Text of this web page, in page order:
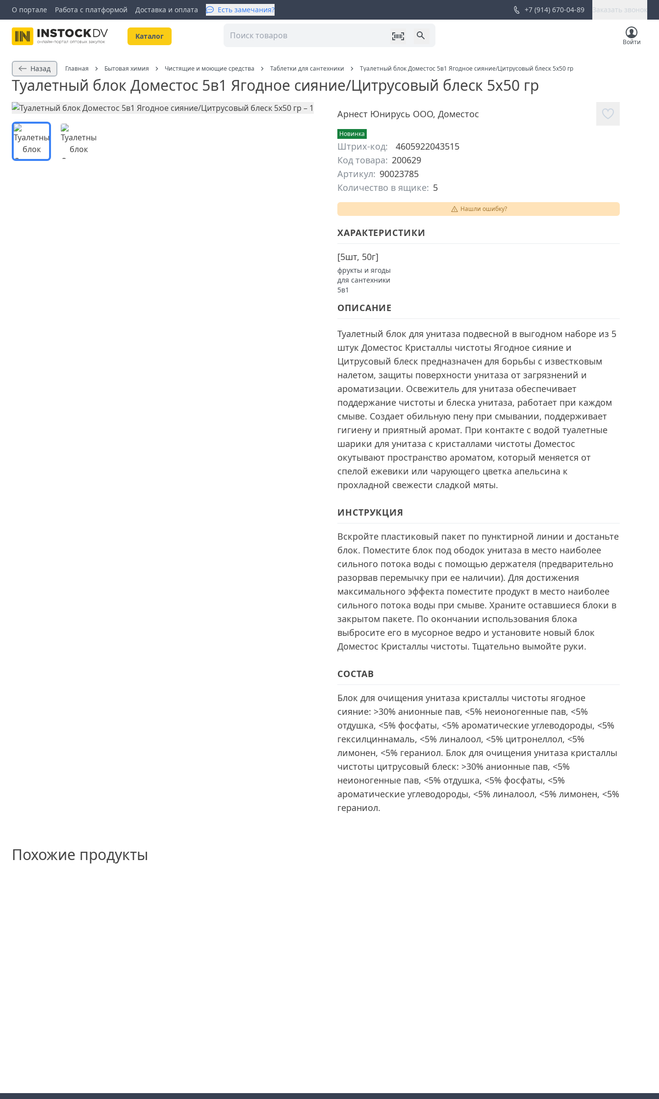
О портале Работа с платформой Доставка и оплата Есть замечания? +7 (914) 670-04-89 Заказать звонок
Kаталог
Войти
Назад Главная Бытовая химия Чистящие и моющие средства Таблетки для сантехники Туалетный блок Доместос 5в1 Ягодное сияние/Цитрусовый блеск 5х50 гр
Туалетный блок Доместос 5в1 Ягодное сияние/Цитрусовый блеск 5х50 гр
Арнест Юнирусь ООО, Доместос
Новинка
Штрих-код:
4605922043515
Код товара: 200629
Артикул: 90023785
Количество в ящике: 5
Нашли ошибку?
ХАРАКТЕРИСТИКИ
[5шт, 50г]
фрукты и ягоды
для сантехники
5в1
ОПИСАНИЕ
Туалетный блок для унитаза подвесной в выгодном наборе из 5
штук Доместос Кристаллы чистоты Ягодное сияние и
Цитрусовый блеск предназначен для борьбы с известковым
налетом, защиты поверхности унитаза от загрязнений и
ароматизации. Освежитель для унитаза обеспечивает
поддержание чистоты и блеска унитаза, работает при каждом
смыве. Создает обильную пену при смывании, поддерживает
гигиену и приятный аромат. При контакте с водой туалетные
шарики для унитаза с кристаллами чистоты Доместос
окутывают пространство ароматом, который меняется от
спелой ежевики или чарующего цветка апельсина к
прохладной свежести сладкой мяты.
ИНСТРУКЦИЯ
Вскройте пластиковый пакет по пунктирной линии и достаньте
блок. Поместите блок под ободок унитаза в место наиболее
сильного потока воды с помощью держателя (предварительно
разорвав перемычку при ее наличии). Для достижения
максимального эффекта поместите продукт в место наиболее
сильного потока воды при смыве. Храните оставшиеся блоки в
закрытом пакете. По окончании использования блока
выбросите его в мусорное ведро и установите новый блок
Доместос Кристаллы чистоты. Тщательно вымойте руки.
СОСТАВ
Блок для очищения унитаза кристаллы чистоты ягодное
сияние: >30% анионные пав, <5% неионогенные пав, <5%
отдушка, <5% фосфаты, <5% ароматические углеводороды, <5%
гексилциннамаль, <5% линалоол, <5% цитронеллол, <5%
лимонен, <5% гераниол. Блок для очищения унитаза кристаллы
чистоты цитрусовый блеск: >30% анионные пав, <5%
неионогенные пав, <5% отдушка, <5% фосфаты, <5%
ароматические углеводороды, <5% линалоол, <5% лимонен, <5%
гераниол.
Похожие продукты